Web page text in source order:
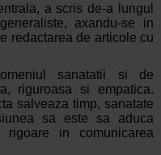
a scris de-a lungul
axandu-se in
redactarea de articole cu
sanatatii si de
riguroasa si empatica.
salveaza timp, sanatate
sa este sa aduca
in comunicarea